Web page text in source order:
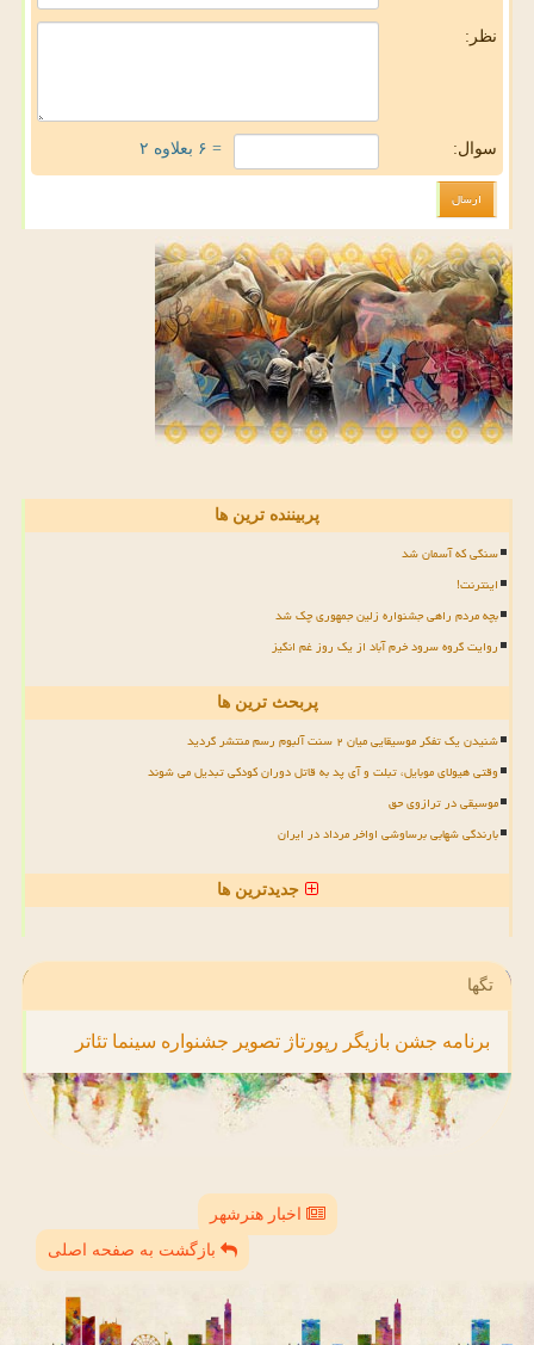
نظر:
سوال: = ۶ بعلاوه ۲
پربیننده ترین ها
سنگی که آسمان شد
اینترنت!
بچه مردم راهی جشنواره زلین جمهوری چک شد
روایت گروه سرود خرم آباد از یک روز غم انگیز
پربحث ترین ها
شنیدن یک تفکر موسیقایی میان ۲ سنت آلبوم رسم منتشر گردید
وقتی هیولای موبایل، تبلت و آی پد به قاتل دوران کودکی تبدیل می شوند
موسیقی در ترازوی حق
بارندگی شهابی برساوشی اواخر مرداد در ایران
جدیدترین ها
تگها
برنامه جشن بازیگر رپورتاژ تصویر جشنواره سینما تئاتر
اخبار هنرشهر
بازگشت به صفحه اصلی